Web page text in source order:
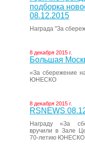
подборка
08.12.2015
Награда "За
8 декабря 2015 г.
Большая
«За сбережение
ЮНЕСКО
8 декабря 2015 г.
RSNEWS
Награду «За
вручили в Зале
70-летию ЮНЕСКО